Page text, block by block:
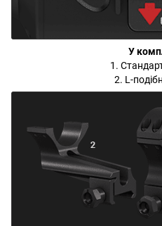
У
1.
2. L-